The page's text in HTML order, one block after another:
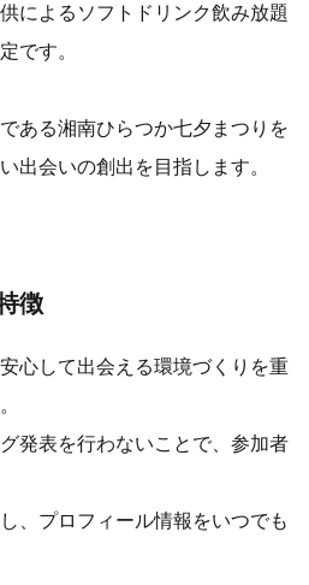
によるソフトドリンク飲み放題
です。
ある湘南ひらつか七夕まつりを
出会いの創出を目指します。
徴
心して出会える環境づくりを重
発表を行わないことで、参加者
、プロフィール情報をいつでも